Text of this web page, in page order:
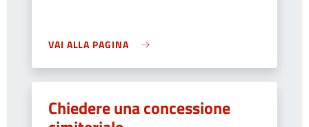
VAI ALLA PAGINA
Chiedere una concessione